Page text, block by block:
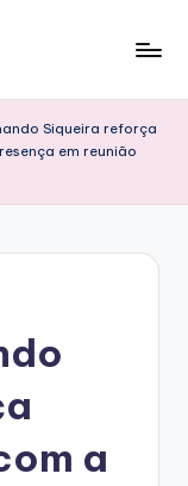
Siqueira reforça
em reunião
a